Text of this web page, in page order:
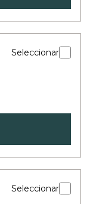
Seleccionar
Seleccionar